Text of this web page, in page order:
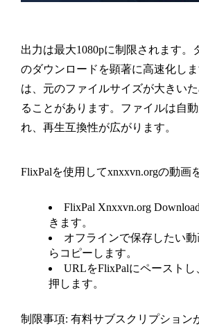
出力は最大1080pに制限されます。
のダウンロードを顕著に高速化し
は、元のファイルサイズが大きい
ることがあります。ファイルは自
れ、再生互換性が広がります。
FlixPalを使用してxnxxvn.orgの動画
FlixPal Xnxxvn.org
きます。
オフラインで保存したい
らコピーします。
URLをFlixPalにペースト
押します。
制限事項: 有料サブスクリプショ